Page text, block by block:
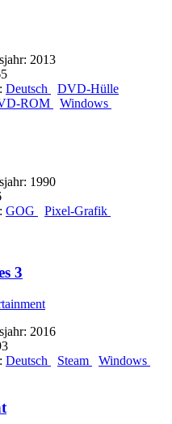
2013
Deutsch
DVD-Hülle
ROM Windows
1990
GOG
Pixel-Grafik
3
2016
Deutsch Steam Windows